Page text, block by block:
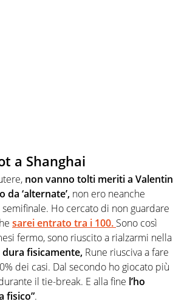
a Shanghai
non vanno tolti meriti a Valentin
da ‘alternate’, non ero neanche
Ho cercato di non guardare
sarei entrato tra i 100. Sono così
fermo, sono riuscito a rialzarmi nella
fisicamente, Rune riusciva a fare
dei casi. Dal secondo ho giocato più
il tie-break. E alla fine l’ho
fisico”.